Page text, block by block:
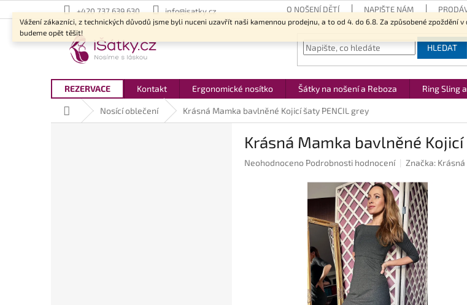
na
obsah
Vážení zákazníci, z technických důvodů jsme byli nuceni uzavřít naši kamennou prodejnu, a to od 4. do 6.8. Za způsobené
budeme opět těšit!
+420 737 639 630 info@isatky.cz O NOŠENÍ DĚTÍ NAPIŠTE NÁM
HLEDAT
REZERVACE Kontakt Ergonomické nosítko Šátky na nošení a Reboza Ring Sling
Domů Nosící oblečení Krásná Mamka bavlněné Kojicí šaty PENCIL grey
Krásná Mamka bavlněné Kojicí
Průměrné
Neohodnoceno Podrobnosti hodnocení Značka: